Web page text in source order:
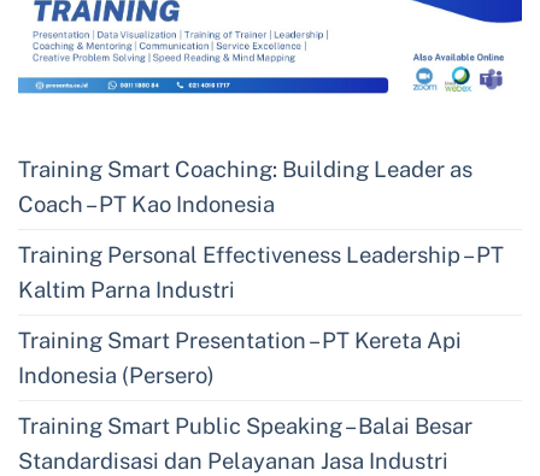
Training Smart Coaching: Building Leader as
Coach – PT Kao Indonesia
Training Personal Effectiveness Leadership – PT
Kaltim Parna Industri
Training Smart Presentation – PT Kereta Api
Indonesia (Persero)
Training Smart Public Speaking – Balai Besar
Standardisasi dan Pelayanan Jasa Industri